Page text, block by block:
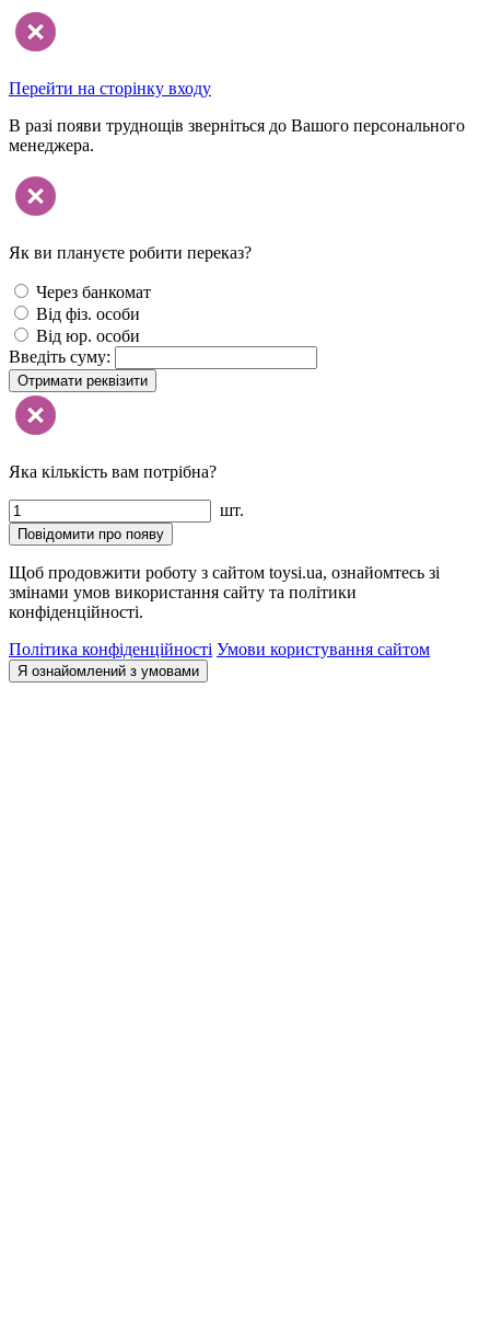
Перейти на сторінку входу
В разі появи труднощів зверніться до Вашого персонального
менеджера.
Як ви плануєте робити переказ?
Через банкомат
Від фіз. особи
Від юр. особи
Введіть суму:
Отримати реквізити
Яка кількість вам потрібна?
шт.
Повідомити про появу
Щоб продовжити роботу з сайтом toysi.ua, ознайомтесь зі
змінами умов використання сайту та політики
конфіденційності.
Політика конфіденційності Умови користування сайтом
Я ознайомлений з умовами